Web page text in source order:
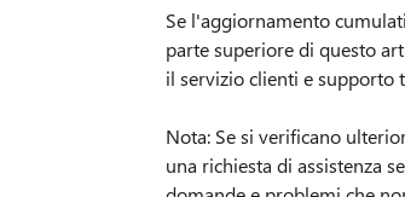
Se l'aggiornamento
parte superiore di questo
il servizio clienti e supporto
Nota: Se si verificano
una richiesta di assistenza